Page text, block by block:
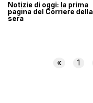
Notizie di oggi: la prima
pagina del Corriere della
sera
« 1